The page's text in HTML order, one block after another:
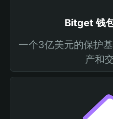
Bitget 钱
一个3亿美元的保护
产和